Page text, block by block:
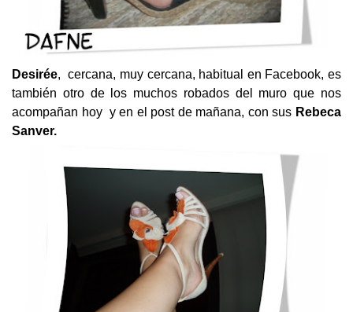
Desirée, cercana, muy cercana, habitual en Facebook, es
también otro de los muchos robados del muro que nos
acompañan hoy y en el post de mañana, con sus Rebeca
Sanver.